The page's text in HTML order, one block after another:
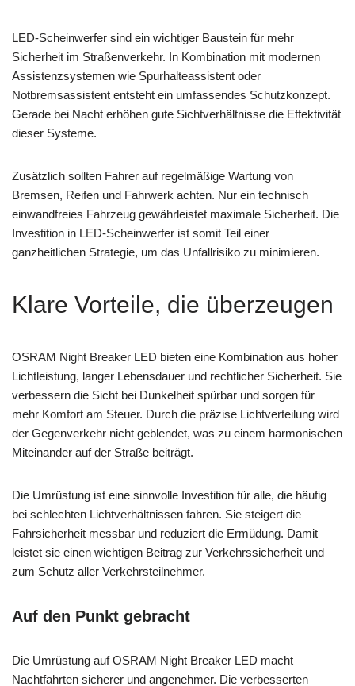
LED-Scheinwerfer sind ein wichtiger Baustein für mehr
Sicherheit im Straßenverkehr. In Kombination mit modernen
Assistenzsystemen wie Spurhalteassistent oder
Notbremsassistent entsteht ein umfassendes Schutzkonzept.
Gerade bei Nacht erhöhen gute Sichtverhältnisse die Effektivität
dieser Systeme.
Zusätzlich sollten Fahrer auf regelmäßige Wartung von
Bremsen, Reifen und Fahrwerk achten. Nur ein technisch
einwandfreies Fahrzeug gewährleistet maximale Sicherheit. Die
Investition in LED-Scheinwerfer ist somit Teil einer
ganzheitlichen Strategie, um das Unfallrisiko zu minimieren.
Klare Vorteile, die überzeugen
OSRAM Night Breaker LED bieten eine Kombination aus hoher
Lichtleistung, langer Lebensdauer und rechtlicher Sicherheit. Sie
verbessern die Sicht bei Dunkelheit spürbar und sorgen für
mehr Komfort am Steuer. Durch die präzise Lichtverteilung wird
der Gegenverkehr nicht geblendet, was zu einem harmonischen
Miteinander auf der Straße beiträgt.
Die Umrüstung ist eine sinnvolle Investition für alle, die häufig
bei schlechten Lichtverhältnissen fahren. Sie steigert die
Fahrsicherheit messbar und reduziert die Ermüdung. Damit
leistet sie einen wichtigen Beitrag zur Verkehrssicherheit und
zum Schutz aller Verkehrsteilnehmer.
Auf den Punkt gebracht
Die Umrüstung auf OSRAM Night Breaker LED macht
Nachtfahrten sicherer und angenehmer. Die verbesserten